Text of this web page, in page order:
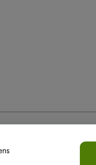
mobilsekretesspolicy